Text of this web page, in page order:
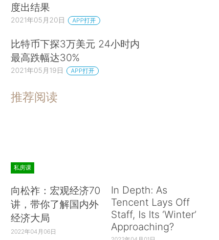
度出结果
2021年05月20日 APP打开
比特币下探3万美元 24小时内
最高跌幅达30%
2021年05月19日 APP打开
推荐阅读
私房课
向松祚：宏观经济70
讲，带你了解国内外
经济大局
2022年04月06日
In Depth: As
Tencent Lays Off
Staff, Is Its ‘Winter’
Approaching?